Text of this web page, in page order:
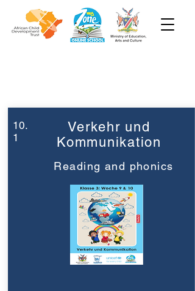
10.
1
Verkehr und
Kommunikation
Reading and phonics